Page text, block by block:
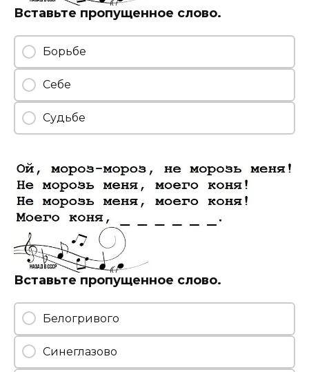
Вставьте пропущенное слово.
Борьбе
Себе
Судьбе
Вставьте пропущенное слово.
Белогривого
Синеглазово